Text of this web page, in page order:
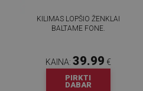
KILIMAS LOPŠIO ŽENKLAI
BALTAME FONE.
KAINA: 39.99 €
PIRKTI
DABAR